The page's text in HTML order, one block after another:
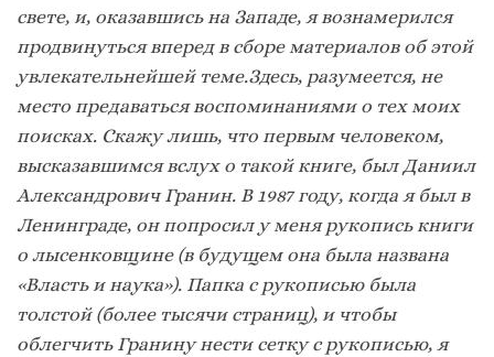
свете, и, оказавшись на Западе, я вознамерился
продвинуться вперед в сборе материалов об этой
увлекательнейшей теме.Здесь, разумеется, не
место предаваться воспоминаниями о тех моих
поисках. Скажу лишь, что первым человеком,
высказавшимся вслух о такой книге, был Даниил
Александрович Гранин. В 1987 году, когда я был в
Ленинграде, он попросил у меня рукопись книги
о лысенковщине (в будущем она была названа
«Власть и наука»). Папка с рукописью была
толстой (более тысячи страниц), и чтобы
облегчить Гранину нести сетку с рукописью, я